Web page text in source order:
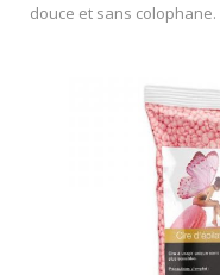
douce et sans colophane.